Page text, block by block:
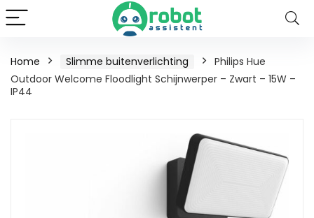
Home Slimme buitenverlichting
Philips Hue
Outdoor Welcome Floodlight Schijnwerper – Zwart – 15W –
IP44